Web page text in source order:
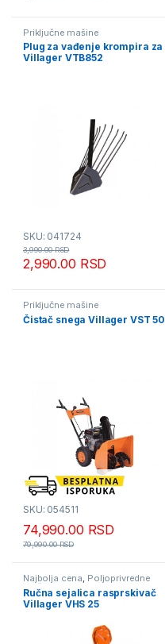
Priključne mašine
Plug za vađenje krompira za
Villager VTB852
SKU: 041724
2,990.00 RSD
3,990.00RSD
Priključne mašine
Čistač snega Villager VST 50
SKU: 054511
74,990.00 RSD
79,990.00RSD
Najbolja cena, Poljoprivredne
mašine i alati, Poslednji komadi
Priključne mašine
Ručna sejalica rasprskivač
Villager VHS 25